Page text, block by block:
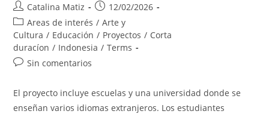
Autor
de
la
entrada:
Catalina Matiz
Publicación
de
la
entrada:
12/02/2026
Categoría
de
la
entrada:
Areas de interés / Arte y
Cultura / Educación / Proyectos / Corta
duracíon / Indonesia / Terms
Comentarios
la
entrada:
Sin comentarios
El proyecto incluye escuelas y una universidad donde se
enseñan varios idiomas extranjeros. Los estudiantes